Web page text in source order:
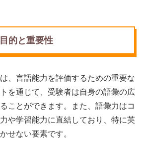
的と重要性
、言語能力を評価するための重要な
を通じて、受験者は自身の語彙の広
ことができます。また、語彙力はコ
や学習能力に直結しており、特に英
せない要素です。